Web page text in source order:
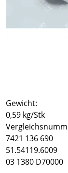
Gewicht:
0,59 kg/Stk
7421 136 690
51.54119.6009
03 1380 D70000